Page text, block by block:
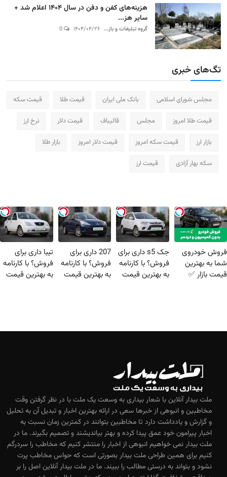
هزینه‌های کفن و دفن در سال ۱۴۰۴ اعلام شد +
سایر هز...
گروه تبلیغات و باز... ۱۴۰۴/۰۴/۲۶
تگ‌های خبری
مجلس شورای اسلامی بانک ملی ایران قیمت طلا قیمت سکه
قیمت طلا امروز مجلس قالیباف قیمت دلار نرخ ارز
بازار ارز قیمت سکه امروز قیمت دلار امروز بازار طلا
سکه بهار آزادی قیمت ارز
فروش خودروی
شما به بهترین
قیمت بازار ✅
جک s5 داری برای
فروش؟ با کارنامه
به بهترین قیمت
207 داری برای
فروش؟ با کارنامه
به بهترین قیمت
تیبا داری برای
فروش؟ با کارنامه
به بهترین قیمت
ملت بیدار آنلاین با شعار بیداری به وسعت یک ملت با در نظر گرفتن وقت
مخاطبین و انبوهی از خبرها سعی در ارائه بهترین اخبار و تبدیل آن به تحلیل
و گزارش و یادداشت دارد تا مخاطبین بتوانند در کمترین زمان نسبت به
اخبار پیرامون خود عمق پیدا کرده و بهتر بیاندیشند و تصمیم بگیرند. ما در
ملت بیدار نمی خواهیم انبوهی از اخبار را منتشر کنیم که مخاطب را سردرگم
کنیم برای همین طراحی ملت بیدار بصورتی است که حواس مخاطب پرت
نشود و بتواند به درستی مطالب را ببیند. ما در ملت بیدار آنلاین اصل را بر